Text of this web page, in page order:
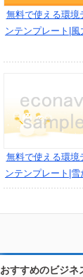
無料で使える環境
ンテンプレート|風
無料で使える環境
ンテンプレート|雪
おすすめのビジネ